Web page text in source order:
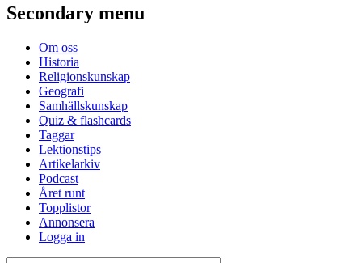
Secondary menu
Om oss
Historia
Religionskunskap
Geografi
Samhällskunskap
Quiz & flashcards
Taggar
Lektionstips
Artikelarkiv
Podcast
Året runt
Topplistor
Annonsera
Logga in